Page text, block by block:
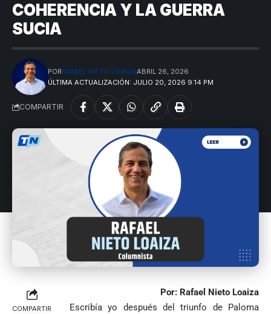
COHERENCIA Y LA GUERRA
SUCIA
ÚLTIMA ACTUALIZACIÓN: JULIO 20, 2026 9:14 PM
PORRAFAEL NIETO LOAIZAABRIL 26, 2026
COMPARTIR
COMPARTIR
Por: Rafael Nieto Loaiza
Escribía yo después del triunfo de Paloma